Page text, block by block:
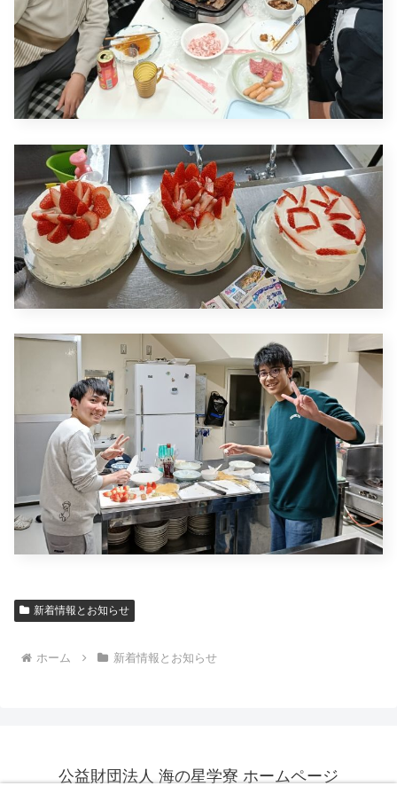
新着情報とお知らせ
ホーム 新着情報とお知らせ
公益財団法人 海の星学寮 ホームページ